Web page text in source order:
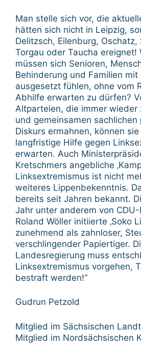
Man stelle sich vor, die
hätten sich nicht in Leipzig,
Delitzsch, Eilenburg, Oschatz,
Torgau oder Taucha ereignet!
müssen sich Senioren,
Behinderung und Familien mit
ausgesetzt fühlen, ohne vom
Abhilfe erwarten zu dürfen?
Altparteien, die immer wieder
und gemeinsamen sachlichen
Diskurs ermahnen, können
langfristige Hilfe gegen
erwarten. Auch
Kretschmers angebliche
Linksextremismus ist nicht
weiteres Lippenbekenntnis.
bereits seit Jahren bekannt.
Jahr unter anderem von
Roland Wöller initiierte ‚Soko
zunehmend als zahnloser,
verschlingender Papiertiger.
Landesregierung muss
Linksextremismus vorgehen,
bestraft werden!“
Gudrun Petzold
Mitglied im Sächsischen
Mitglied im Nordsächsischen